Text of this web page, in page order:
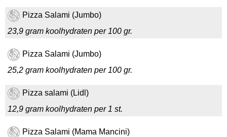
Pizza Salami (Jumbo)
23,9 gram koolhydraten per 100 gr.
Pizza Salami (Jumbo)
25,2 gram koolhydraten per 100 gr.
Pizza salami (Lidl)
12,9 gram koolhydraten per 1 st.
Pizza Salami (Mama Mancini)